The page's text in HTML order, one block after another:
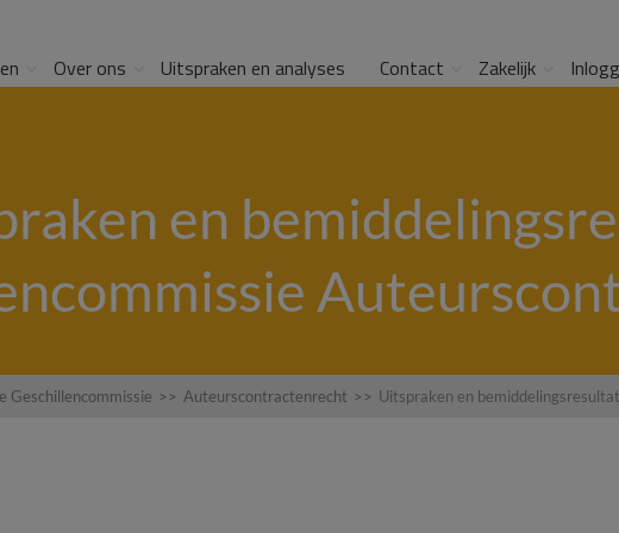
Over ons Uitspraken en analyses Contact Zakelijk
en
Geschillencommissie >> Auteurscontractenrecht >> Uitspraken en